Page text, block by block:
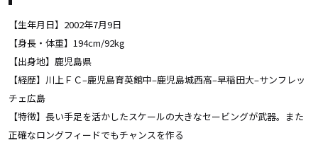
【生年月日】2002年7月9日
【身長・体重】194cm/92kg
【出身地】鹿児島県
【経歴】川上ＦＣ–鹿児島育英館中–鹿児島城西高–早稲田大–サンフレッ
チェ広島
【特徴】長い手足を活かしたスケールの大きなセービングが武器。また
正確なロングフィードでもチャンスを作る